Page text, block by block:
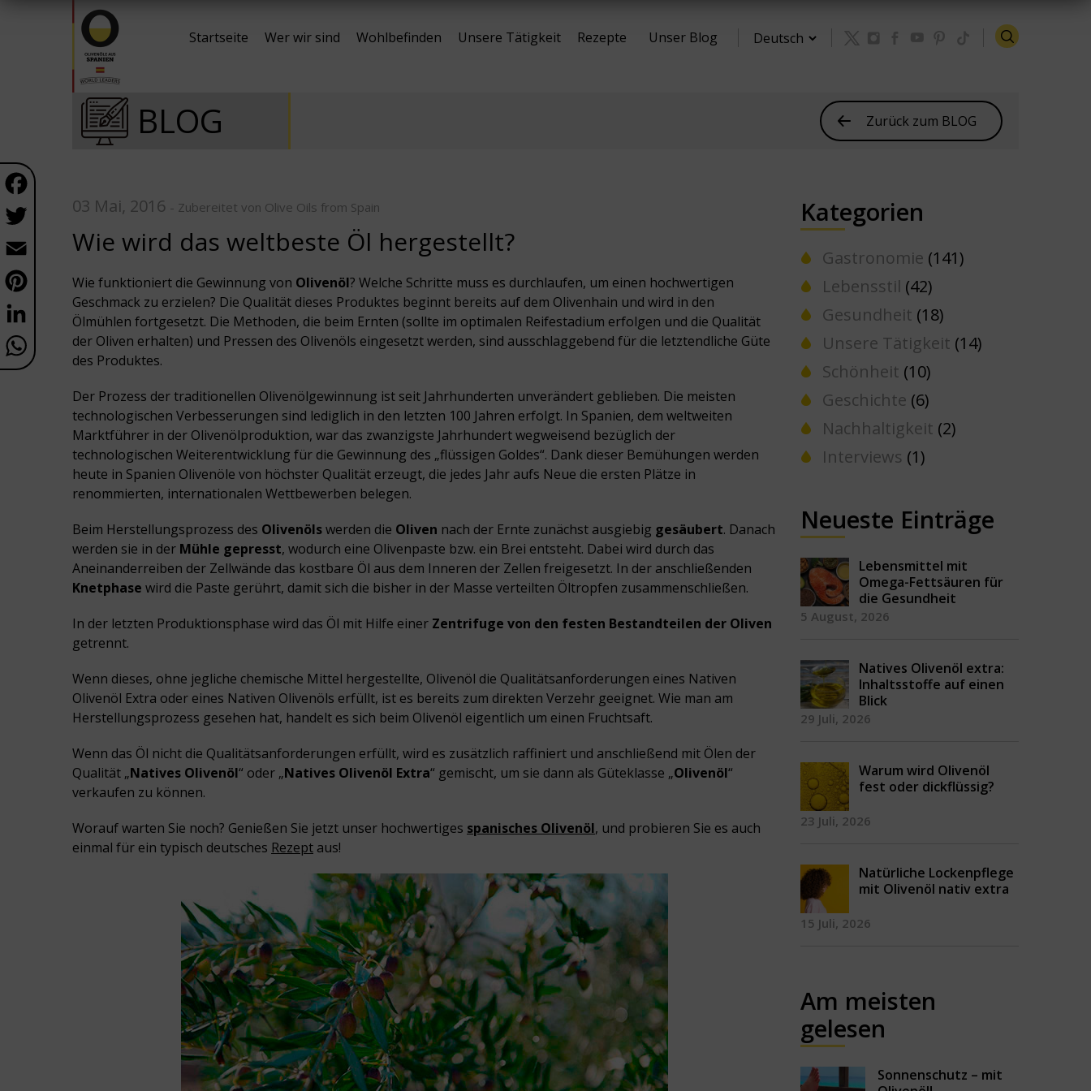
Startseite Wer wir sind Wohlbefinden Unsere Tätigkeit Rezepte Unser Blog
Facebook
Twitter
Email
Pinterest
LinkedIn
WhatsApp
BLOG Zurück zum BLOG
03 Mai, 2016 - Zubereitet von Olive Oils from Spain
Wie wird das weltbeste Öl hergestellt?
Wie funktioniert die Gewinnung von Olivenöl? Welche Schritte muss es durchlaufen, um einen hochwertigen
Geschmack zu erzielen? Die Qualität dieses Produktes beginnt bereits auf dem Olivenhain und wird in den
Ölmühlen fortgesetzt. Die Methoden, die beim Ernten (sollte im optimalen Reifestadium erfolgen und die Qualität
der Oliven erhalten) und Pressen des Olivenöls eingesetzt werden, sind ausschlaggebend für die letztendliche Güte
des Produktes.
Der Prozess der traditionellen Olivenölgewinnung ist seit Jahrhunderten unverändert geblieben. Die meisten
technologischen Verbesserungen sind lediglich in den letzten 100 Jahren erfolgt. In Spanien, dem weltweiten
Marktführer in der Olivenölproduktion, war das zwanzigste Jahrhundert wegweisend bezüglich der
technologischen Weiterentwicklung für die Gewinnung des „flüssigen Goldes“. Dank dieser Bemühungen werden
heute in Spanien Olivenöle von höchster Qualität erzeugt, die jedes Jahr aufs Neue die ersten Plätze in
renommierten, internationalen Wettbewerben belegen.
Beim Herstellungsprozess des Olivenölswerden die Oliven nach der Ernte zunächst ausgiebig gesäubert. Danach
werden sie in der Mühle gepresst, wodurch eine Olivenpaste bzw. ein Brei entsteht. Dabei wird durch das
Aneinanderreiben der Zellwände das kostbare Öl aus dem Inneren der Zellen freigesetzt. In der anschließenden
Knetphase wird die Paste gerührt, damit sich die bisher in der Masse verteilten Öltropfen zusammenschließen.
In der letzten Produktionsphase wird das Öl mit Hilfe einer Zentrifuge von den festen Bestandteilen der Oliven
getrennt.
Wenn dieses, ohne jegliche chemische Mittel hergestellte, Olivenöl die Qualitätsanforderungen eines Nativen
Olivenöl Extra oder eines Nativen Olivenöls erfüllt, ist es bereits zum direkten Verzehr geeignet. Wie man am
Herstellungsprozess gesehen hat, handelt es sich beim Olivenöl eigentlich um einen Fruchtsaft.
Wenn das Öl nicht die Qualitätsanforderungen erfüllt, wird es zusätzlich raffiniert und anschließend mit Ölen der
Qualität „Natives Olivenöl“ oder „Natives Olivenöl Extra“ gemischt, um sie dann als Güteklasse „Olivenöl“
verkaufen zu können.
Worauf warten Sie noch? Genießen Sie jetzt unser hochwertiges spanisches Olivenöl, und probieren Sie es auch
einmal für ein typisch deutsches Rezept aus!
Kategorien
Gastronomie (141)
Lebensstil (42)
Gesundheit (18)
Unsere Tätigkeit (14)
Schönheit (10)
Geschichte (6)
Nachhaltigkeit (2)
Interviews (1)
Neueste Einträge
Lebensmittel mit
Omega-Fettsäuren für
die Gesundheit
5 August, 2026
Natives Olivenöl extra:
Inhaltsstoffe auf einen
Blick
29 Juli, 2026
Warum wird Olivenöl
fest oder dickflüssig?
23 Juli, 2026
Natürliche Lockenpflege
mit Olivenöl nativ extra
15 Juli, 2026
Am meisten
gelesen
Sonnenschutz – mit